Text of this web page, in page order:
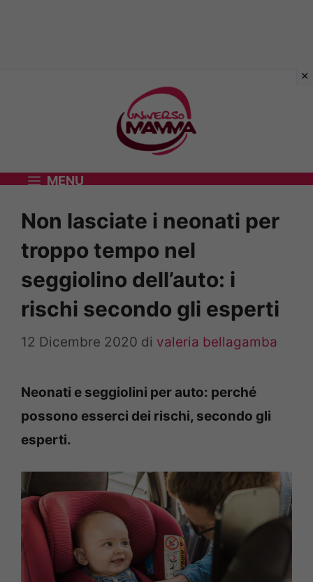
MENU
Non lasciate i neonati per
troppo tempo nel
seggiolino dell’auto: i
rischi secondo gli esperti
12 Dicembre 2020 di valeria bellagamba
Neonati e seggiolini per auto: perché
possono esserci dei rischi, secondo gli
esperti.